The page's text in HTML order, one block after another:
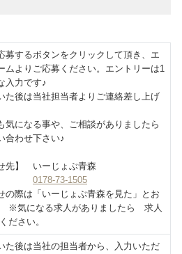
するボタンをクリックして頂き、エ
ムよりご応募ください。エントリーは1
入力です♪
た後は当社担当者よりご連絡差し上げ
になる事や、ご相談がありましたら
合わせ下さい♪
先】 いーじょぶ青森
】 0178-73-1505
の際は「いーじょぶ青森を見た」とお
※気になる求人がありましたら 求人
ださい。
た後は当社の担当者から、入力いただ